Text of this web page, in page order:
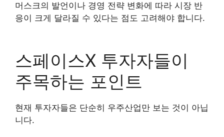
머스크의 발언이나 경영 전략 변화에 따라 시장 반
응이 크게 달라질 수 있다는 점도 고려해야 합니다.
스페이스X 투자자들이
주목하는 포인트
현재 투자자들은 단순히 우주산업만 보는 것이 아닙
니다.